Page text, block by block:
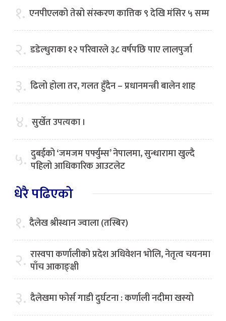
१. एनपीएलको तेस्रो संस्करण कात्तिक ९ देखि मंसिर ५ सम्म
२. डडेल्धुराका १२ परिवारले ३८ वर्षपछि पाए लालपुर्जा
३. ढिलो होला तर, गलत हुँदैन – प्रधानमन्त्री बालेन शाह
४. सुर्खेत उपत्यका ।
५. दुबईको ‘जमजम पर्फ्युम्स’ नेपालमा, सुन्धारामा खुल्दै
पहिलो आधिकारिक आउटलेट
धेरै पढिएको
१. दैलेख श्रीस्थान ज्वाला (तस्बिर)
२. रास्वपा कर्णालीको प्रदेश अधिवेशन भोलि, नेतृत्व चयनमा
पाँच आकाङ्क्षी
३. दैलेखमा फोर्स गाडी दुर्घटना : कर्णाली नदीमा खस्यो